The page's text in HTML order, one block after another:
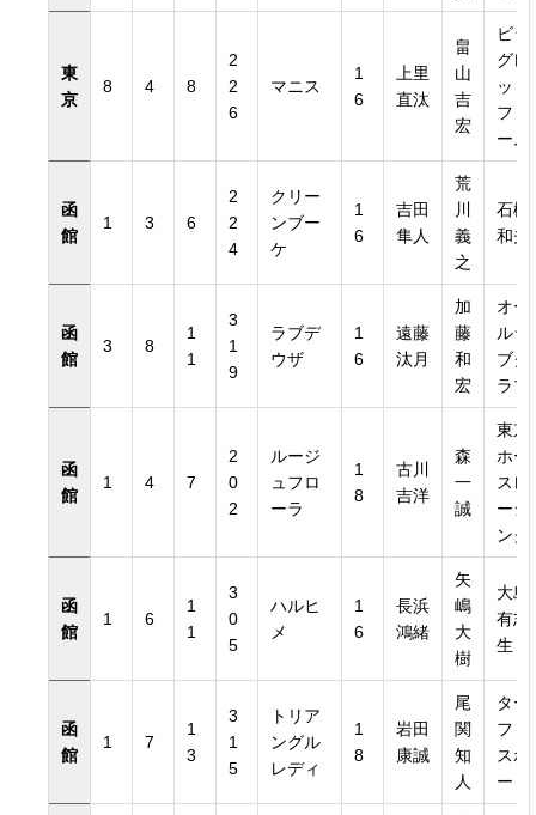
東
京
8 4 8
2
2
6
マニス
1
6
上里
直汰
畠
山
吉
宏
ビッ
グレ
ッド
ファ
ーム
函
館
1 3 6
2
2
4
クリー
ンブー
ケ
1
6
吉田
隼人
荒
川
義
之
石橋
和夫
函
館
3 8
1
1
3
1
9
ラブデ
ウザ
1
6
遠藤
汰月
加
藤
和
宏
オー
ルラ
ブク
ラブ
函
館
1 4 7
2
0
2
ルージ
ュフロ
ーラ
1
8
古川
吉洋
森
一
誠
東京
ホー
スレ
ーシ
ング
函
館
1 6
1
1
3
0
5
ハルヒ
メ
1
6
長浜
鴻緒
矢
嶋
大
樹
大島
有志
生
函
館
1 7
1
3
3
1
5
トリア
ングル
レディ
1
8
岩田
康誠
尾
関
知
人
ター
フ・
スポ
ート